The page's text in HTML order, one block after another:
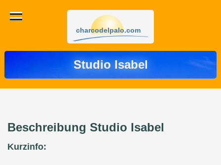
charcodelpalo.com
Studio Isabel
Beschreibung Studio Isabel
Kurzinfo: